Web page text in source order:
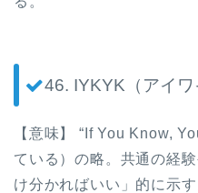
46. IYKYK（アイワ
【意味】 “If You Know,
ている）の略。共通の経
け分かればいい」的に示す